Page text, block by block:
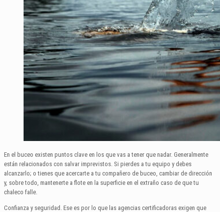
En el buceo existen puntos clave en los que vas a tener que nadar. Generalmente
están relacionados con salvar imprevistos. Si pierdes a tu equipo y debes
alcanzarlo; o tienes que acercarte a tu compañero de buceo, cambiar de dirección
y, sobre todo, mantenerte a flote en la superficie en el extraño caso de que tu
chaleco falle.
Confianza y seguridad. Ese es por lo que las agencias certificadoras exigen que